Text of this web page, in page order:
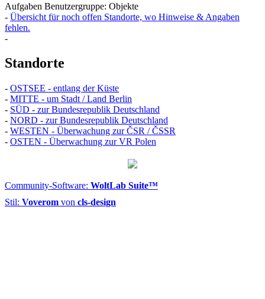
Aufgaben Benutzergruppe: Objekte
- Übersicht für noch offen Standorte, wo Hinweise & Angaben
fehlen.
-
Standorte
- OSTSEE - entlang der Küste
- MITTE - um Stadt / Land Berlin
- SÜD - zur Bundesrepublik Deutschland
- NORD - zur Bundesrepublik Deutschland
- WESTEN - Überwachung zur ČSR / ČSSR
- OSTEN - Überwachung zur VR Polen
Community-Software: WoltLab Suite™
Stil: Voverom von cls-design